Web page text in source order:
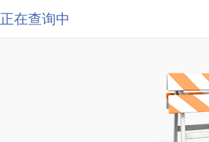
正在查询中